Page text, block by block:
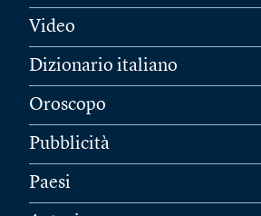
Video
Dizionario italiano
Oroscopo
Pubblicità
Paesi